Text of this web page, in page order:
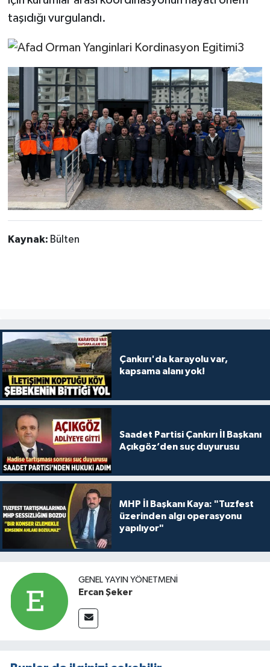
taşıdığı vurgulandı.
Kaynak: Bülten
Çankırı'da karayolu var,
kapsama alanı yok!
Saadet Partisi Çankırı İl Başkanı
Açıkgöz’den suç duyurusu
MHP İl Başkanı Kaya: "Tuzfest
üzerinden algı operasyonu
yapılıyor"
GENEL YAYIN YÖNETMENI
Ercan Şeker